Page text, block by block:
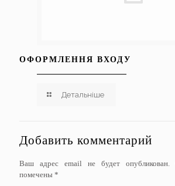
ОФОРМЛЕННЯ ВХОДУ
Детальніше
Добавить комментарий
Ваш адрес email не будет опубликован.
помечены *